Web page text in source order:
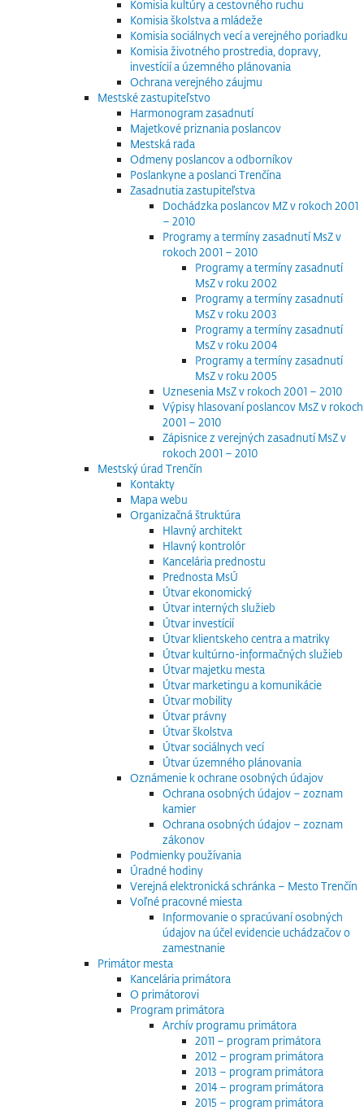
Komisia kultúry a cestovného ruchu
Komisia školstva a mládeže
Komisia sociálnych vecí a verejného poriadku
Komisia životného prostredia, dopravy,
investícií a územného plánovania
Ochrana verejného záujmu
Mestské zastupiteľstvo
Harmonogram zasadnutí
Majetkové priznania poslancov
Mestská rada
Odmeny poslancov a odborníkov
Poslankyne a poslanci Trenčína
Zasadnutia zastupiteľstva
Dochádzka poslancov MZ v rokoch 2001
– 2010
Programy a termíny zasadnutí MsZ v
rokoch 2001 – 2010
Programy a termíny zasadnutí
MsZ v roku 2002
Programy a termíny zasadnutí
MsZ v roku 2003
Programy a termíny zasadnutí
MsZ v roku 2004
Programy a termíny zasadnutí
MsZ v roku 2005
Uznesenia MsZ v rokoch 2001 – 2010
Výpisy hlasovaní poslancov MsZ v rokoch
2001 – 2010
Zápisnice z verejných zasadnutí MsZ v
rokoch 2001 – 2010
Mestský úrad Trenčín
Kontakty
Mapa webu
Organizačná štruktúra
Hlavný architekt
Hlavný kontrolór
Kancelária prednostu
Prednosta MsÚ
Útvar ekonomický
Útvar interných služieb
Útvar investícií
Útvar klientskeho centra a matriky
Útvar kultúrno-informačných služieb
Útvar majetku mesta
Útvar marketingu a komunikácie
Útvar mobility
Útvar právny
Útvar školstva
Útvar sociálnych vecí
Útvar územného plánovania
Oznámenie k ochrane osobných údajov
Ochrana osobných údajov – zoznam
kamier
Ochrana osobných údajov – zoznam
zákonov
Podmienky používania
Úradné hodiny
Verejná elektronická schránka – Mesto Trenčín
Voľné pracovné miesta
Informovanie o spracúvaní osobných
údajov na účel evidencie uchádzačov o
zamestnanie
Primátor mesta
Kancelária primátora
O primátorovi
Program primátora
Archív programu primátora
2011 – program primátora
2012 – program primátora
2013 – program primátora
2014 – program primátora
2015 – program primátora